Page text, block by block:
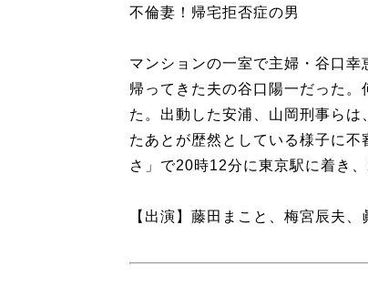
不倫妻！帰宅拒否症の男
マンションの一室で主婦・谷口
帰ってきた夫の谷口陽一だった
た。出動した安浦、山岡刑事ら
たあとが歴然としている様子に
さ」で20時12分に東京駅に着き
【出演】藤田まこと、梅宮辰夫